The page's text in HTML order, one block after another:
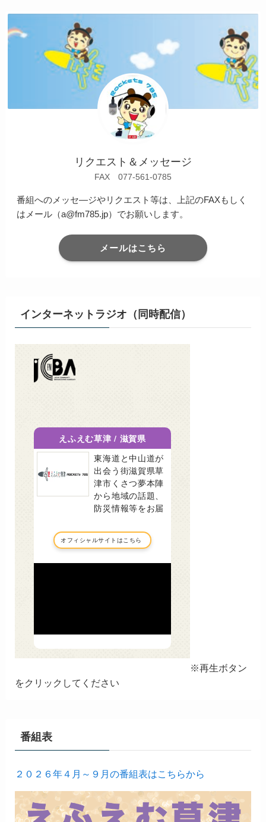
リクエスト＆メッセージ
FAX 077-561-0785
番組へのメッセ―ジやリクエスト等は、上記のFAXもしく
はメール（a@fm785.jp）でお願いします。
メールはこちら
インターネットラジオ（同時配信）
※再生ボタン
をクリックしてください
番組表
２０２６年４月～９月の番組表はこちらから